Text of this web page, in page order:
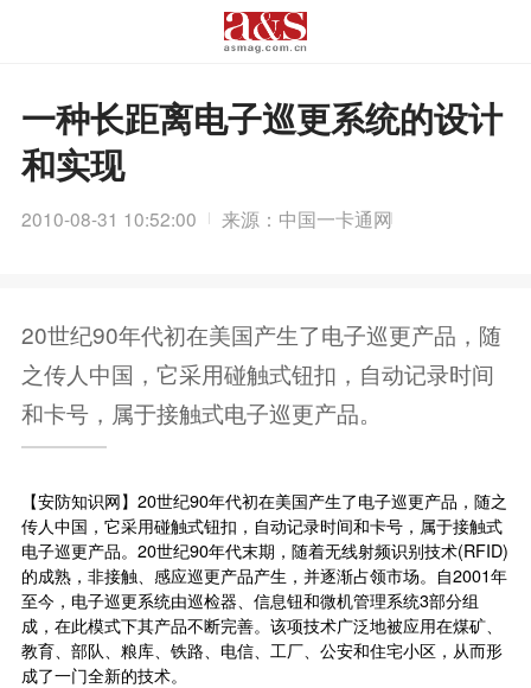
一种长距离电子巡更系统的设计
和实现
2010-08-31 10:52:00 来源：中国一卡通网
20世纪90年代初在美国产生了电子巡更产品，随
之传人中国，它采用碰触式钮扣，自动记录时间
和卡号，属于接触式电子巡更产品。
【安防知识网】20世纪90年代初在美国产生了电子巡更产品，随之
传人中国，它采用碰触式钮扣，自动记录时间和卡号，属于接触式
电子巡更产品。20世纪90年代末期，随着无线射频识别技术(RFID)
的成熟，非接触、感应巡更产品产生，并逐渐占领市场。自2001年
至今，电子巡更系统由巡检器、信息钮和微机管理系统3部分组
成，在此模式下其产品不断完善。该项技术广泛地被应用在煤矿、
教育、部队、粮库、铁路、电信、工厂、公安和住宅小区，从而形
成了一门全新的技术。